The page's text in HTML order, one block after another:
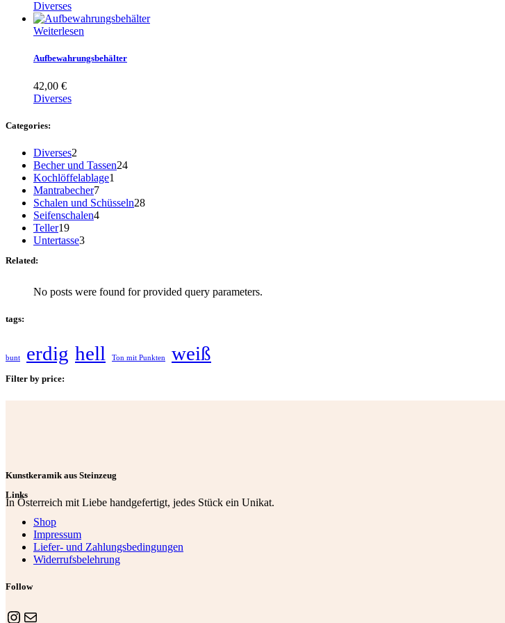
Diverses
Weiterlesen
Aufbewahrungsbehälter
42,00 €
Diverses
Categories:
Diverses2
Produkte
Becher und Tassen2424
Kochlöffelablage1
Mantrabecher77
Produkte
Schalen und Schüsseln2828
Seifenschalen44
Teller1919
Produkte
Untertasse33
Related:
No posts were found for provided query parameters.
tags:
bunt erdig hell Ton mit Punkten weiß
Filter by price:
Kunstkeramik aus Steinzeug
In Österreich mit Liebe handgefertigt, jedes Stück ein Unikat.
Links
Shop
Impressum
Liefer- und Zahlungsbedingungen
Widerrufsbelehrung
Follow
Instagram
E-Mail